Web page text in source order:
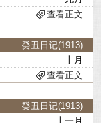
查看正文
癸丑日记(1913)
十月
查看正文
癸丑日记(1913)
十一月